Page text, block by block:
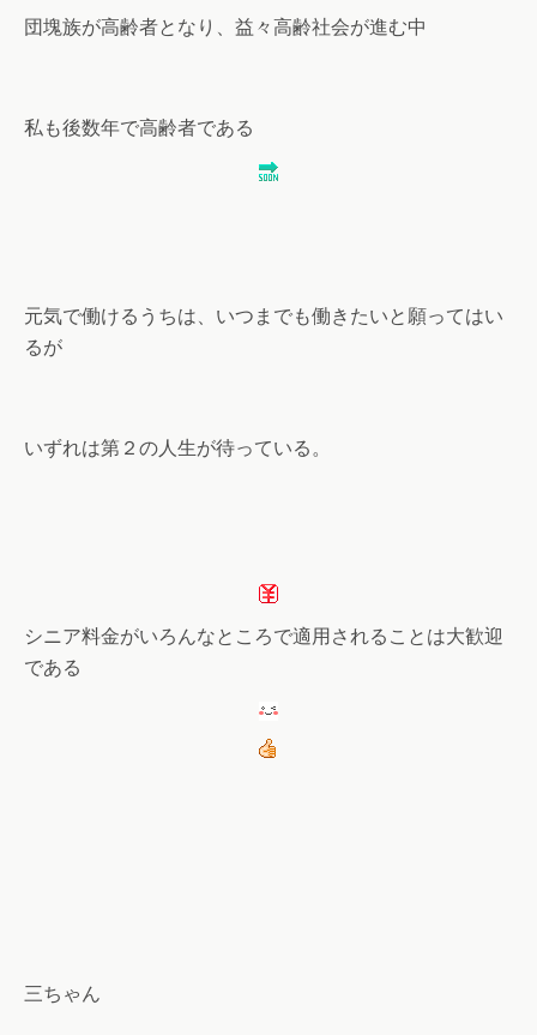
団塊族が高齢者となり、益々高齢社会が進む中
私も後数年で高齢者である
元気で働けるうちは、いつまでも働きたいと願ってはい
るが
いずれは第２の人生が待っている。
シニア料金がいろんなところで適用されることは大歓迎
である
三ちゃん